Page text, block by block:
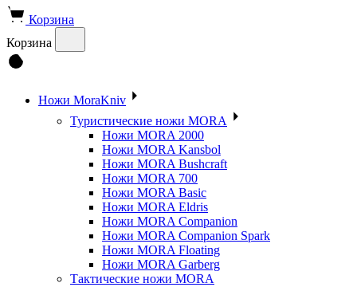
Корзина
Корзина
Ножи MoraKniv
Туристические ножи MORA
Ножи MORA 2000
Ножи MORA Kansbol
Ножи MORA Bushcraft
Ножи MORA 700
Ножи MORA Basic
Ножи MORA Eldris
Ножи MORA Companion
Ножи MORA Companion Spark
Ножи MORA Floating
Ножи MORA Garberg
Тактические ножи MORA